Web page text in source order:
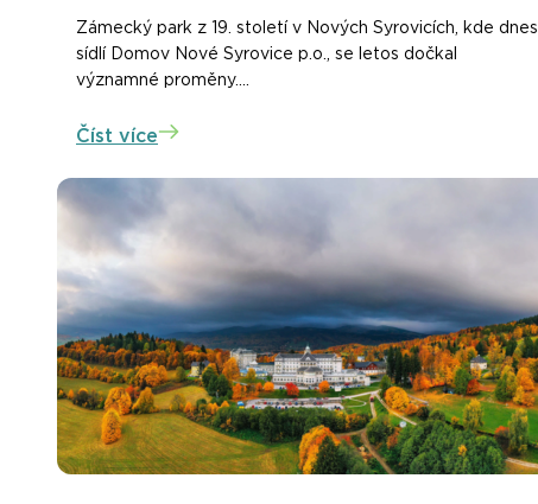
Zámecký park z 19. století v Nových Syrovicích, kde dnes
sídlí Domov Nové Syrovice p.o., se letos dočkal
významné proměny....
Číst více